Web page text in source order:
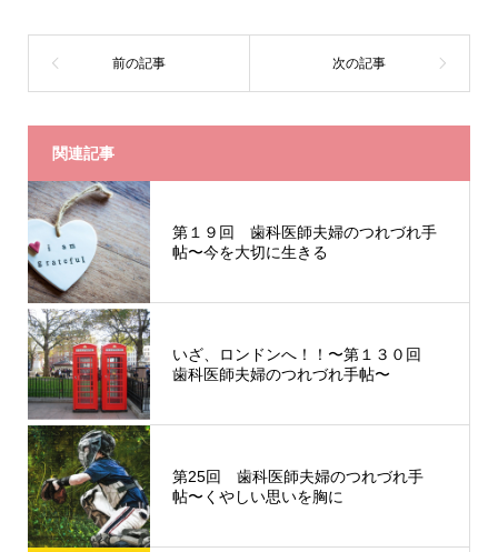
関連記事
第１９回 歯科医師夫婦のつれづれ手
帖〜今を大切に生きる
いざ、ロンドンへ！！〜第１３０回
歯科医師夫婦のつれづれ手帖〜
第25回 歯科医師夫婦のつれづれ手
帖〜くやしい思いを胸に